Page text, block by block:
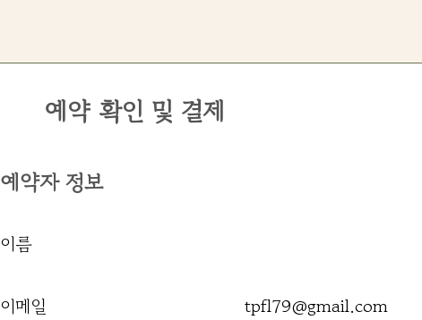
예약 확인 및 결제
예약자 정보
이름
이메일
tpfl79@gmail.com